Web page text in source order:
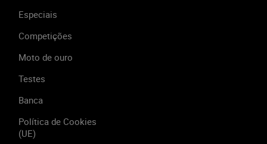
Especiais
Competições
Moto de ouro
Testes
Banca
Política de Cookies
(UE)